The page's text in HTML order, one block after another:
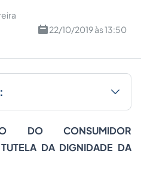
22/10/2019 às 13:50
DO CONSUMIDOR
DA DIGNIDADE DA